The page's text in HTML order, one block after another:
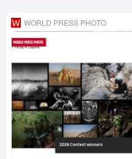
WORLD PRESS PHOTO